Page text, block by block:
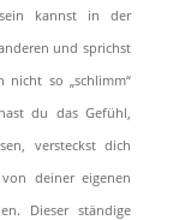
kannst in der
und sprichst
nicht so „schlimm“
du das Gefühl,
versteckst dich
deiner eigenen
Dieser ständige